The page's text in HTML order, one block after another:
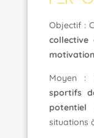
Objectif :
collective
Moyen :
sportifs
situations